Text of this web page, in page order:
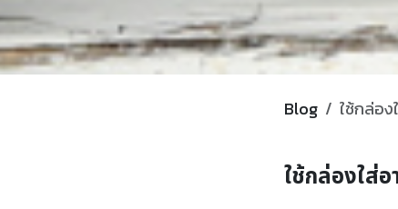
Blog ใช้กล่อ
ใช้กล่องใส่